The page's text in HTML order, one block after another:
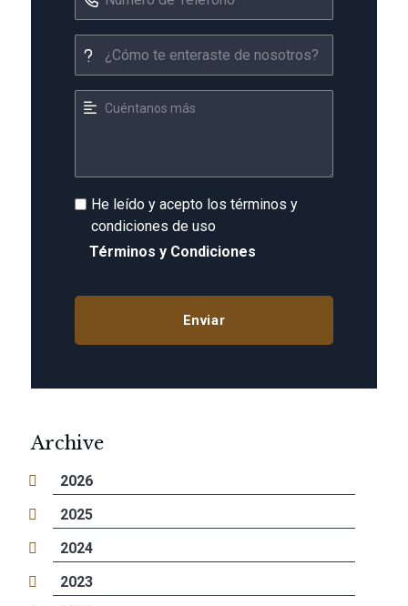
He leído y acepto los términos y
condiciones de uso
Términos y Condiciones
Archive
2026
2025
2024
2023